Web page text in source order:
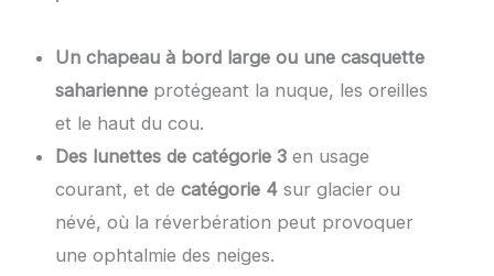
Un chapeau à bord large ou une casquette
saharienne protégeant la nuque, les oreilles
et le haut du cou.
Des lunettes de catégorie 3 en usage
courant, et de catégorie 4 sur glacier ou
névé, où la réverbération peut provoquer
une ophtalmie des neiges.